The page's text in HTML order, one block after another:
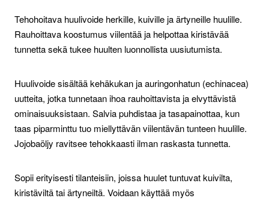
Tehohoitava huulivoide herkille, kuiville ja ärtyneille huulille.
Rauhoittava koostumus viilentää ja helpottaa kiristävää
tunnetta sekä tukee huulten luonnollista uusiutumista.
Huulivoide sisältää kehäkukan ja auringonhatun (echinacea)
uutteita, jotka tunnetaan ihoa rauhoittavista ja elvyttävistä
ominaisuuksistaan. Salvia puhdistaa ja tasapainottaa, kun
taas piparminttu tuo miellyttävän viilentävän tunteen huulille.
Jojobaöljy ravitsee tehokkaasti ilman raskasta tunnetta.
Sopii erityisesti tilanteisiin, joissa huulet tuntuvat kuivilta,
kiristäviltä tai ärtyneiltä. Voidaan käyttää myös